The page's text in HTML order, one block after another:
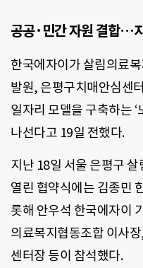
공공·민간 자원 결합…
한국에자이가 살림의료
발원, 은평구치매안심센
일자리 모델을 구축하는
나선다고 19일 전했다.
지난 18일 서울 은평구
열린 협약식에는 김종민
롯해 안우석 한국에자이
의료복지협동조합 이사
센터장 등이 참석했다.